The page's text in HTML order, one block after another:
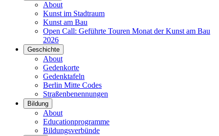
About
Kunst im Stadtraum
Kunst am Bau
Open Call: Geführte Touren Monat der Kunst am Bau
2026
Geschichte
About
Gedenkorte
Gedenktafeln
Berlin Mitte Codes
Straßenbenennungen
Bildung
About
Educationprogramme
Bildungsverbünde